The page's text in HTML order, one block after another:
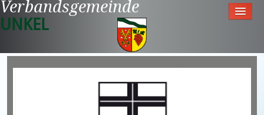
Verbandsgemeinde
UNKEL